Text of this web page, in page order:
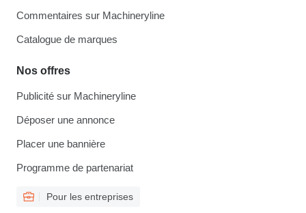
Commentaires sur Machineryline
Catalogue de marques
Nos offres
Publicité sur Machineryline
Déposer une annonce
Placer une bannière
Programme de partenariat
Pour les entreprises